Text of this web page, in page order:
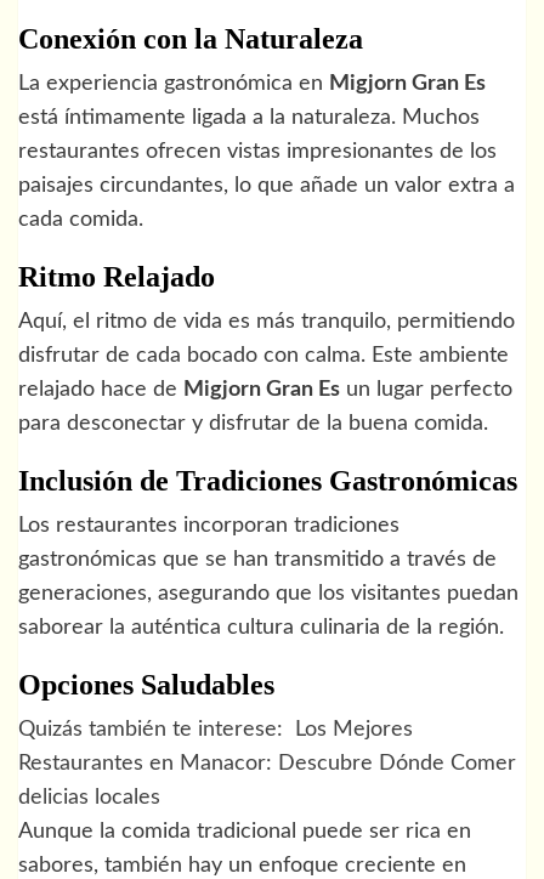
Conexión con la Naturaleza
La experiencia gastronómica en Migjorn Gran Es
está íntimamente ligada a la naturaleza. Muchos
restaurantes ofrecen vistas impresionantes de los
paisajes circundantes, lo que añade un valor extra a
cada comida.
Ritmo Relajado
Aquí, el ritmo de vida es más tranquilo, permitiendo
disfrutar de cada bocado con calma. Este ambiente
relajado hace de Migjorn Gran Es un lugar perfecto
para desconectar y disfrutar de la buena comida.
Inclusión de Tradiciones Gastronómicas
Los restaurantes incorporan tradiciones
gastronómicas que se han transmitido a través de
generaciones, asegurando que los visitantes puedan
saborear la auténtica cultura culinaria de la región.
Opciones Saludables
Quizás también te interese:
Los Mejores
Restaurantes en Manacor: Descubre Dónde Comer
delicias locales
Aunque la comida tradicional puede ser rica en
sabores, también hay un enfoque creciente en